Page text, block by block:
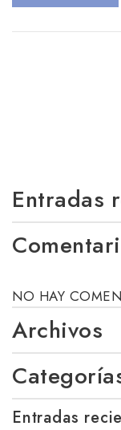
Entradas
NO HAY
Archivos
Entradas